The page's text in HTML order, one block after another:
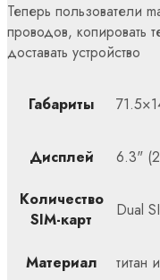
Теперь пользователи
проводов, копировать
доставать устройство
Габариты
Дисплей 6.3"
Количество
SIM-карт
Dual
Материал титан